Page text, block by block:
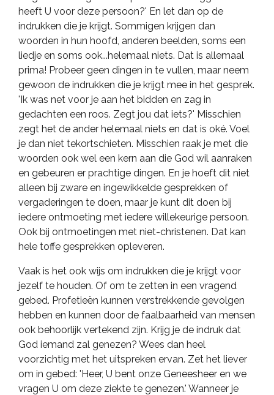
heeft U voor deze persoon?' En let dan op de
indrukken die je krijgt. Sommigen krijgen dan
woorden in hun hoofd, anderen beelden, soms een
liedje en soms ook...helemaal niets. Dat is allemaal
prima! Probeer geen dingen in te vullen, maar neem
gewoon de indrukken die je krijgt mee in het gesprek.
'Ik was net voor je aan het bidden en zag in
gedachten een roos. Zegt jou dat iets?' Misschien
zegt het de ander helemaal niets en dat is oké. Voel
je dan niet tekortschieten. Misschien raak je met die
woorden ook wel een kern aan die God wil aanraken
en gebeuren er prachtige dingen. En je hoeft dit niet
alleen bij zware en ingewikkelde gesprekken of
vergaderingen te doen, maar je kunt dit doen bij
iedere ontmoeting met iedere willekeurige persoon.
Ook bij ontmoetingen met niet-christenen. Dat kan
hele toffe gesprekken opleveren.
Vaak is het ook wijs om indrukken die je krijgt voor
jezelf te houden. Of om te zetten in een vragend
gebed. Profetieën kunnen verstrekkende gevolgen
hebben en kunnen door de faalbaarheid van mensen
ook behoorlijk vertekend zijn. Krijg je de indruk dat
God iemand zal genezen? Wees dan heel
voorzichtig met het uitspreken ervan. Zet het liever
om in gebed: 'Heer, U bent onze Geneesheer en we
vragen U om deze ziekte te genezen.' Wanneer je